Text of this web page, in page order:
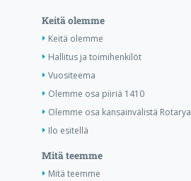
Keitä olemme
Keitä olemme
Hallitus ja toimihenkilöt
Vuositeema
Olemme osa piiriä 1410
Olemme osa kansainvälistä Rotarya
Ilo esitellä
Mitä teemme
Mitä teemme